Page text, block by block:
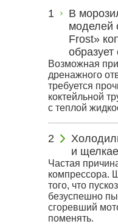
В
моделей
Frost»
Возможная
дренажного
требуется
коктейльной
с теплой
и
Частая
компрессора.
того, что
безуспешно
сгоревший
поменять.